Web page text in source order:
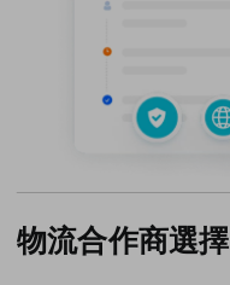
物流合作商選擇